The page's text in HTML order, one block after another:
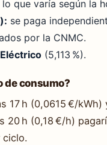
lo que varía según la
se paga
por la CNMC.
(5,113 %).
de consumo?
17 h (0,0615 €/
20 h (0,18 €/h)
ciclo.